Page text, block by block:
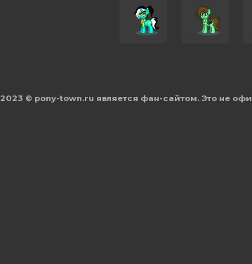
2023 © pony-town.ru является фан-сайтом. Это не